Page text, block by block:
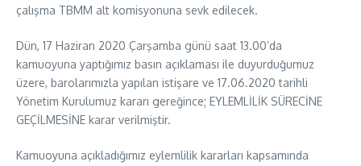
çalışma TBMM alt komisyonuna sevk edilecek.
Dün, 17 Haziran 2020 Çarşamba günü saat 13.00’da
kamuoyuna yaptığımız basın açıklaması ile duyurduğumuz
üzere, barolarımızla yapılan istişare ve 17.06.2020 tarihli
Yönetim Kurulumuz kararı gereğince; EYLEMLİLİK SÜRECİNE
GEÇİLMESİNE karar verilmiştir.
Kamuoyuna açıkladığımız eylemlilik kararları kapsamında